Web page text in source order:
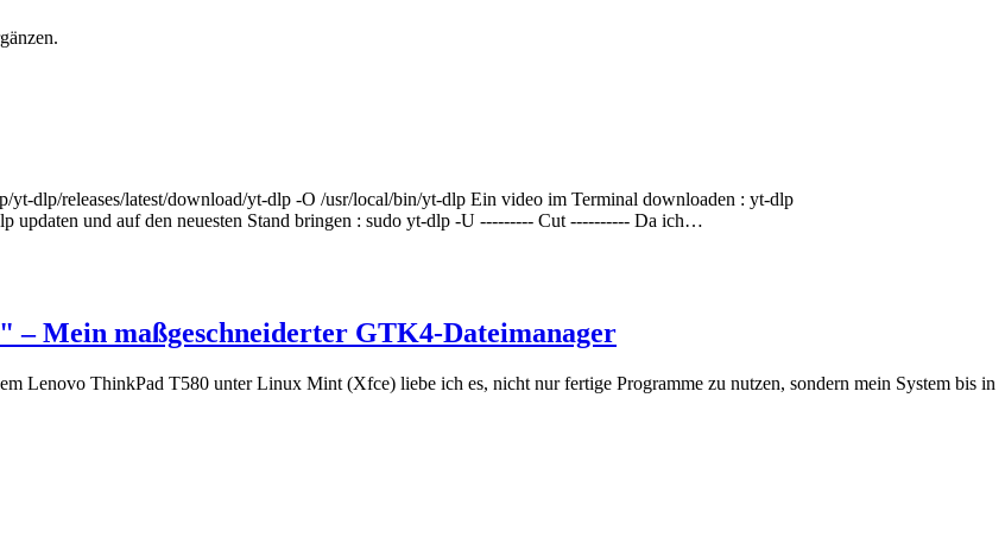
dlp/releases/latest/download/yt-dlp -O /usr/local/bin/yt-dlp Ein video im Terminal downloaden : yt-dlp
updaten und auf den neuesten Stand bringen : sudo yt-dlp -U --------- Cut ---------- Da ich…
Mein maßgeschneiderter GTK4-Dateimanager
Lenovo ThinkPad T580 unter Linux Mint (Xfce) liebe ich es, nicht nur fertige Programme zu nutzen, sondern mein System bis in